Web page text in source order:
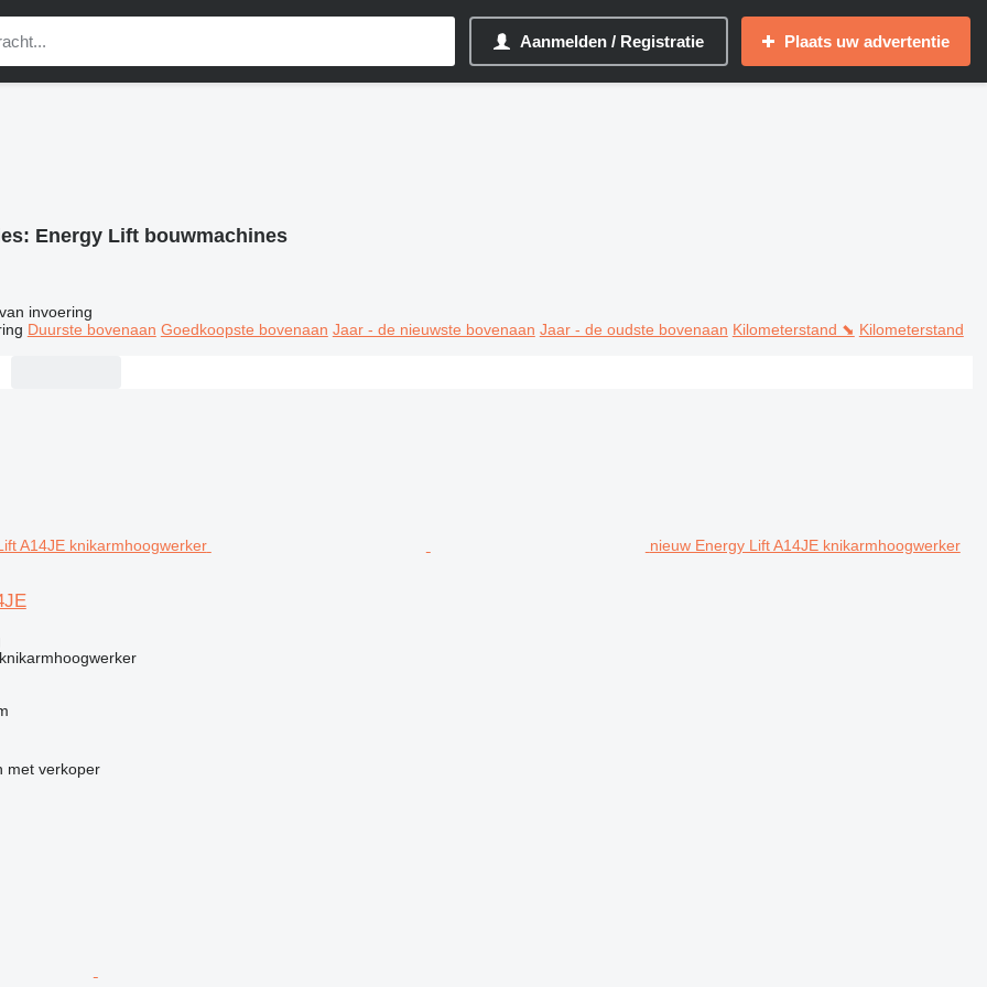
Aanmelden / Registratie Plaats uw advertentie
Energy Lift bouwmachines
invoering
Duurste bovenaan Goedkoopste bovenaan Jaar - de nieuwste bovenaan Jaar - de oudste bovenaan Kilometerstand ⬊ Kilometerstand
nieuw Energy Lift A14JE knikarmhoogwerker
met verkoper